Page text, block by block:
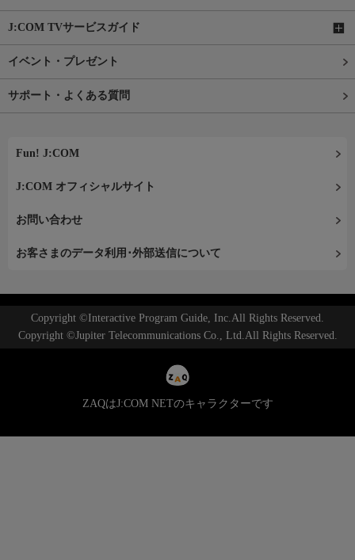
J:COM TVサービスガイド
イベント・プレゼント
サポート・よくある質問
Fun! J:COM
J:COM オフィシャルサイト
お問い合わせ
お客さまのデータ利用･外部送信について
Copyright ©Interactive Program Guide, Inc.All Rights Reserved.
Copyright ©Jupiter Telecommunications Co., Ltd.All Rights Reserved.
ZAQはJ:COM NETのキャラクターです